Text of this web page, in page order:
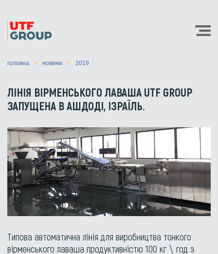
головна новини 2019
ЛІНІЯ ВІРМЕНСЬКОГО ЛАВАША UTF GROUP
ЗАПУЩЕНА В АШДОДІ, ІЗРАЇЛЬ.
Типова автоматична лінія для виробництва тонкого
вірменського лаваша продуктивністю 100 кг \ год з